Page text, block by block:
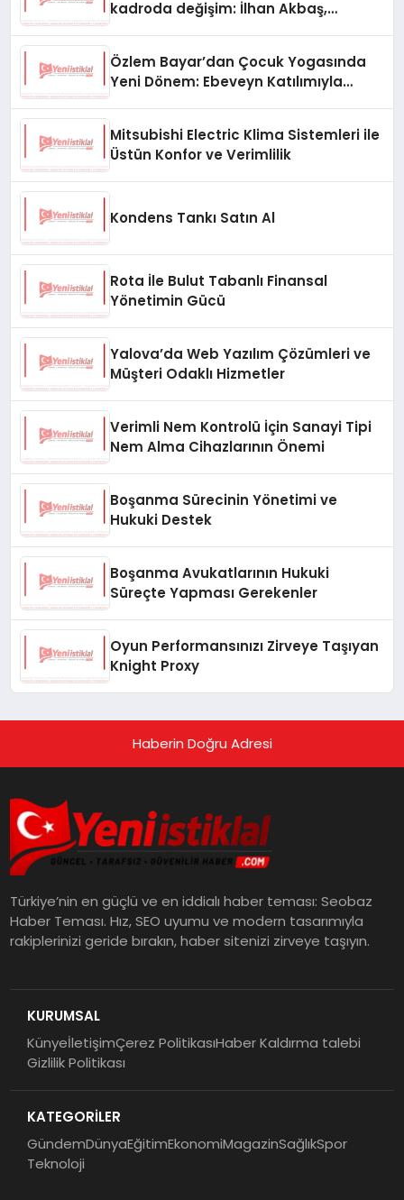
kadroda değişim: İlhan Akbaş,
Özlem Bayar’dan Çocuk Yogasında
Yeni Dönem: Ebeveyn Katılımıyla
Mitsubishi Electric Klima Sistemleri ile
Üstün Konfor ve Verimlilik
Kondens Tankı Satın Al
Rota İle Bulut Tabanlı Finansal
Yönetimin Gücü
Yalova’da Web Yazılım Çözümleri ve
Müşteri Odaklı Hizmetler
Verimli Nem Kontrolü İçin Sanayi Tipi
Nem Alma Cihazlarının Önemi
Boşanma Sürecinin Yönetimi ve
Hukuki Destek
Boşanma Avukatlarının Hukuki
Süreçte Yapması Gerekenler
Oyun Performansınızı Zirveye Taşıyan
Knight Proxy
Haberin Doğru Adresi
Türkiye’nin en güçlü ve en iddialı haber teması: Seobaz
Haber Teması. Hız, SEO uyumu ve modern tasarımıyla
rakiplerinizi geride bırakın, haber sitenizi zirveye taşıyın.
KURUMSAL
KünyeİletişimÇerez PolitikasıHaber Kaldırma talebi
Gizlilik Politikası
KATEGORİLER
GündemDünyaEğitimEkonomiMagazinSağlıkSpor
Teknoloji